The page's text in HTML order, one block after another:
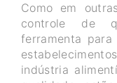
Como em
controle de
ferramenta
indústria